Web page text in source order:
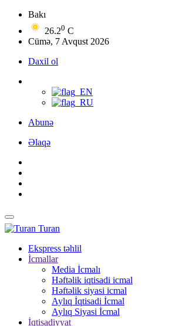
Bakı
26.20 C
Cümə, 7 Avqust 2026
Daxil ol
Abunə
Əlaqə
Turan
Ekspress təhlil
İcmallar
Media İcmalı
Həftəlik iqtisadi icmal
Həftəlik siyasi icmal
Aylıq İqtisadi İcmal
Aylıq Siyasi İcmal
İqtisadiyyat